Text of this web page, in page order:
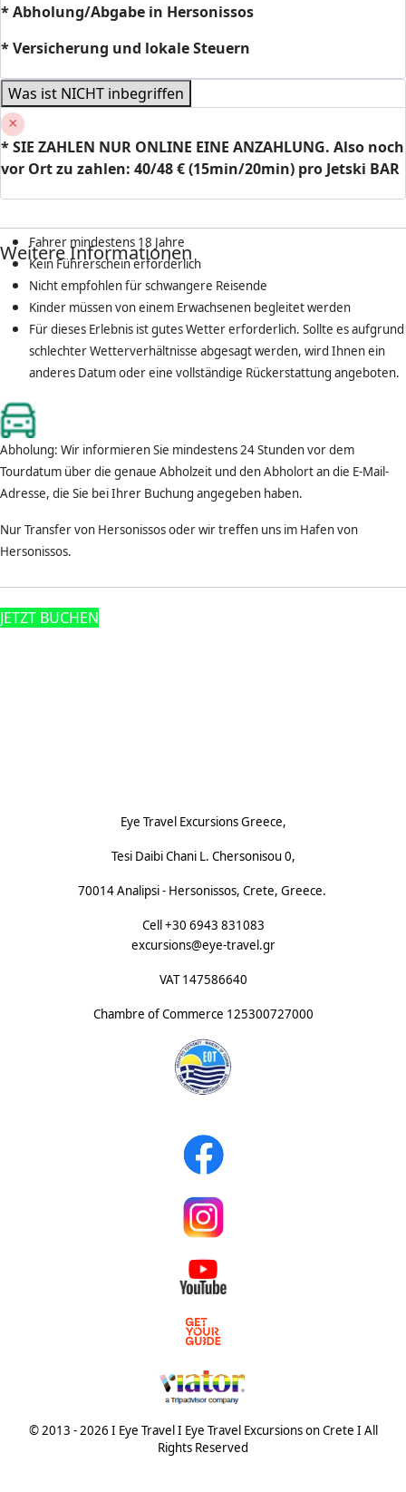
* Abholung/Abgabe in Hersonissos
* Versicherung und lokale Steuern
Was ist NICHT inbegriffen
* SIE ZAHLEN NUR ONLINE EINE ANZAHLUNG. Also noch
vor Ort zu zahlen: 40/48 € (15min/20min) pro Jetski BAR
Weitere Informationen
Fahrer mindestens 18 Jahre
Kein Führerschein erforderlich
Nicht empfohlen für schwangere Reisende
Kinder müssen von einem Erwachsenen begleitet werden
Für dieses Erlebnis ist gutes Wetter erforderlich. Sollte es aufgrund
schlechter Wetterverhältnisse abgesagt werden, wird Ihnen ein
anderes Datum oder eine vollständige Rückerstattung angeboten.
Abholung: Wir informieren Sie mindestens 24 Stunden vor dem
Tourdatum über die genaue Abholzeit und den Abholort an die E-Mail-
Adresse, die Sie bei Ihrer Buchung angegeben haben.
Nur Transfer von Hersonissos oder wir treffen uns im Hafen von
Hersonissos.
JETZT BUCHEN
Eye Travel Excursions Greece,
Tesi Daibi Chani L. Chersonisou 0,
70014 Analipsi - Hersonissos, Crete, Greece.
Cell +30 6943 831083
excursions@eye-travel.gr
VAT 147586640
Chambre of Commerce 125300727000
© 2013 - 2026 I Eye Travel I Eye Travel Excursions on Crete I All
Rights Reserved